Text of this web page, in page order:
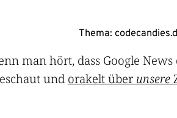
Thema:
man hört, dass Google News
und orakelt über unsere